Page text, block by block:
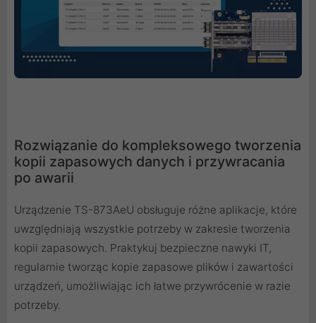
Rozwiązanie do kompleksowego tworzenia
kopii zapasowych danych i przywracania
po awarii
Urządzenie TS-873AeU obsługuje różne aplikacje, które
uwzględniają wszystkie potrzeby w zakresie tworzenia
kopii zapasowych. Praktykuj bezpieczne nawyki IT,
regularnie tworząc kopie zapasowe plików i zawartości
urządzeń, umożliwiając ich łatwe przywrócenie w razie
potrzeby.